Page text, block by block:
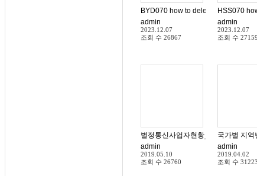
BYD070 how to delete Account
admin
2023.12.07
조회 수 26867
HSS070
admin
2023.12.07
조회 수 27159
별정통신사업자현황_18년4월
admin
2019.05.10
조회 수 26760
국가별 지역
admin
2019.04.02
조회 수 31223